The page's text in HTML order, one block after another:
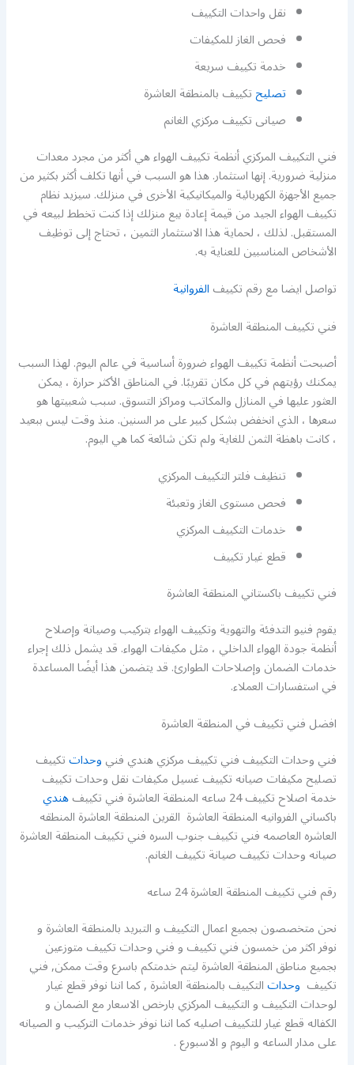
نقل واحدات التكييف
فحص الغاز للمكيفات
خدمة تكييف سريعة
تصليحتكييف بالمنطقة العاشرة
صيانى تكييف مركزي الغانم
فني التكييف المركزي أنظمة تكييف الهواء هي أكثر من مجرد معدات
منزلية ضرورية. إنها استثمار. هذا هو السبب في أنها تكلف أكثر بكثير من
جميع الأجهزة الكهربائية والميكانيكية الأخرى في منزلك. سيزيد نظام
تكييف الهواء الجيد من قيمة إعادة بيع منزلك إذا كنت تخطط لبيعه في
المستقبل. لذلك ، لحماية هذا الاستثمار الثمين ، تحتاج إلى توظيف
الأشخاص المناسبين للعناية به.
تواصل ايضا مع رقم تكييفالفروانية
فني تكييف المنطقة العاشرة
أصبحت أنظمة تكييف الهواء ضرورة أساسية في عالم اليوم. لهذا السبب
يمكنك رؤيتهم في كل مكان تقريبًا. في المناطق الأكثر حرارة ، يمكن
العثور عليها في المنازل والمكاتب ومراكز التسوق. سبب شعبيتها هو
سعرها ، الذي انخفض بشكل كبير على مر السنين. منذ وقت ليس ببعيد
، كانت باهظة الثمن للغاية ولم تكن شائعة كما هي اليوم.
تنظيف فلتر التكييف المركزي
فحص مستوى الغاز وتعبئة
خدمات التكييف المركزي
قطع غيار تكييف
فني تكييف باكستاني المنطقة العاشرة
يقوم فنيو التدفئة والتهوية وتكييف الهواء بتركيب وصيانة وإصلاح
أنظمة جودة الهواء الداخلي ، مثل مكيفات الهواء. قد يشمل ذلك إجراء
خدمات الضمان وإصلاحات الطوارئ. قد يتضمن هذا أيضًا المساعدة
في استفسارات العملاء.
افضل فني تكييف في المنطقة العاشرة
فني وحدات التكييف فني تكييف مركزي هندي فنيوحداتتكييف
تصليح مكيفات صيانه تكييف غسيل مكيفات نقل وحدات تكييف
خدمة اصلاح تكييف 24 ساعه المنطقة العاشرة فني تكييف هندي
باكساني الفروانيه المنطقة العاشرة القرين المنطقة العاشرة المنطقه
العاشره العاصمه فني تكييف جنوب السره فني تكييف المنطقة العاشرة
صيانه وحدات تكييف صيانة تكييف الغانم.
رقم فني تكييف المنطقة العاشرة 24 ساعه
نحن متخصصون بجميع اعمال التكييف و التبريد بالمنطقة العاشرة و
نوفر اكثر من خمسون فني تكييف و فني وحدات تكييف متوزعين
بجميع مناطق المنطقة العاشرة ليتم خدمتكم باسرع وقت ممكن, فني
تكييف وحداتالتكييف بالمنطقة العاشرة , كما اننا نوفر قطع غيار
لوحدات التكييف و التكييف المركزي بارخص الاسعار مع الضمان و
الكفاله قطع غيار للتكييف اصليه كما اننا نوفر خدمات التركيب و الصيانه
على مدار الساعه و اليوم و الاسبورع .